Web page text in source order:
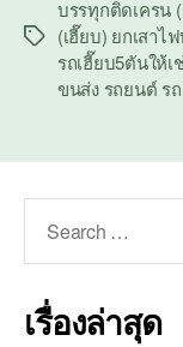
Tags
บรรทุกติดเครน
(เฮี๊ยบ) ยกเสาไ
รถเฮี๊ยบ5ตันให้
ขนส่ง รถยนต์ ร
เรื่องล่าสุด